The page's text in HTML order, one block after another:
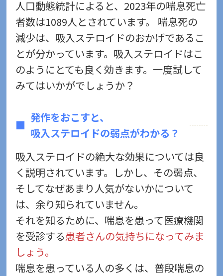
人口動態統計によると、2023年の喘息死亡
者数は1089人とされています。 喘息死の
減少は、吸入ステロイドのおかげであるこ
とが分かっています。吸入ステロイドはこ
のようにとても良く効きます。一度試して
みてはいかがでしょうか？
発作をおこすと、
吸入ステロイドの弱点がわかる？
吸入ステロイドの絶大な効果については良
く説明されています。しかし、その弱点、
そしてなぜあまり人気がないかについて
は、余り知られていません。
それを知るために、喘息を患って医療機関
を受診する患者さんの気持ちになってみま
しょう。
喘息を患っている人の多くは、普段喘息の